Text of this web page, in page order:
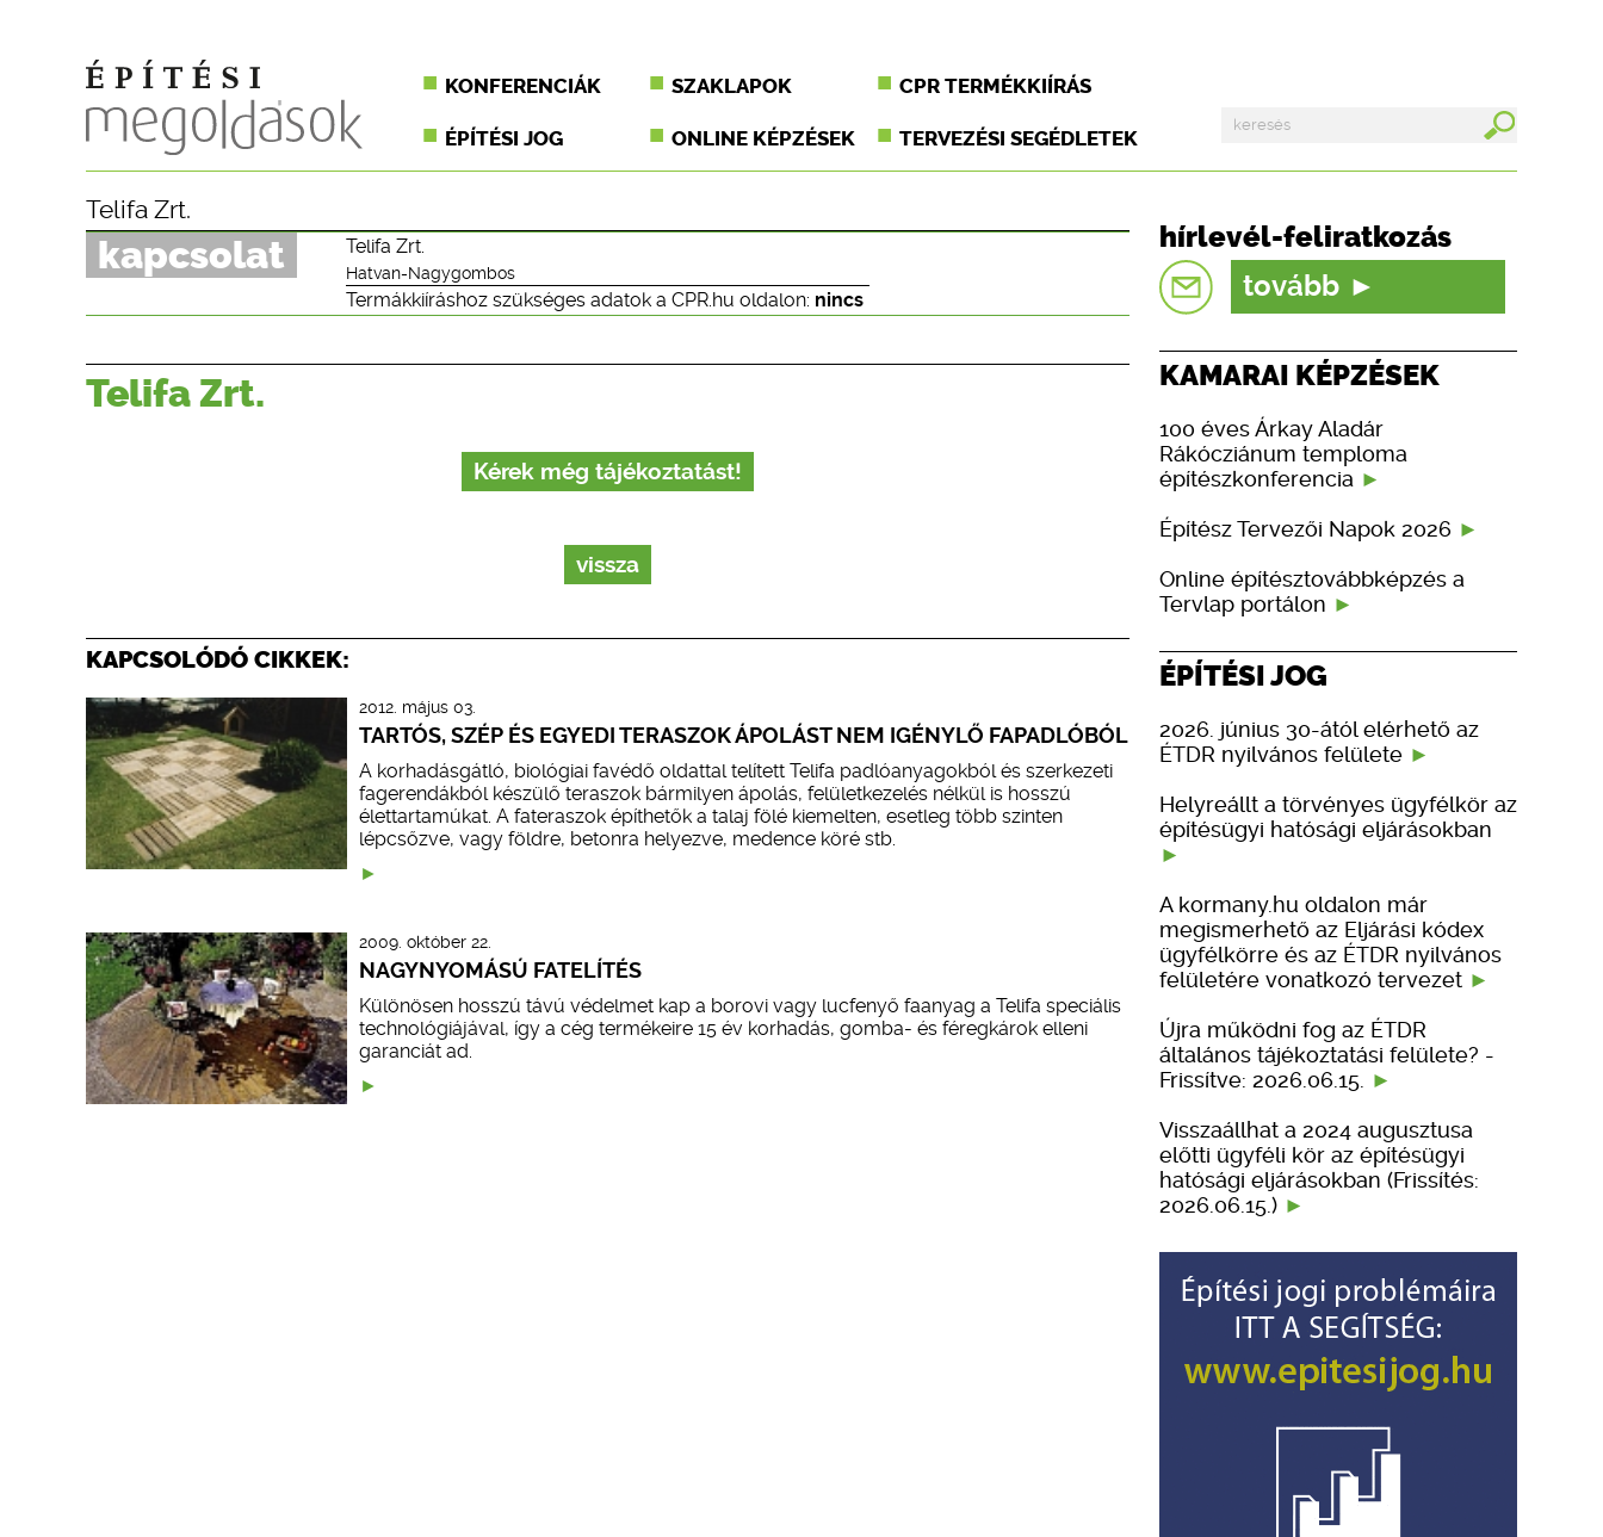
KONFERENCIÁK SZAKLAPOK CPR TERMÉKKIÍRÁS
ÉPÍTÉSI JOG ONLINE KÉPZÉSEK TERVEZÉSI SEGÉDLETEK
Telifa Zrt.
kapcsolat Telifa Zrt.
Hatvan-Nagygombos
Termákkiíráshoz szükséges adatok a CPR.hu oldalon: nincs
Telifa Zrt.
Kérek még tájékoztatást!
vissza
KAPCSOLÓDÓ CIKKEK:
2012. május 03.
TARTÓS, SZÉP ÉS EGYEDI TERASZOK ÁPOLÁST NEM IGÉNYLŐ FAPADLÓBÓL
A korhadásgátló, biológiai favédő oldattal telített Telifa padlóanyagokból és szerkezeti
fagerendákból készülő teraszok bármilyen ápolás, felületkezelés nélkül is hosszú
élettartamúkat. A fateraszok építhetők a talaj fölé kiemelten, esetleg több szinten
lépcsőzve, vagy földre, betonra helyezve, medence köré stb.
2009. október 22.
NAGYNYOMÁSÚ FATELÍTÉS
Különösen hosszú távú védelmet kap a borovi vagy lucfenyő faanyag a Telifa speciális
technológiájával, így a cég termékeire 15 év korhadás, gomba- és féregkárok elleni
garanciát ad.
hírlevél-feliratkozás
tovább
KAMARAI KÉPZÉSEK
100 éves Árkay Aladár
Rákócziánum temploma
építészkonferencia
Építész Tervezői Napok 2026
Online építésztovábbképzés a
Tervlap portálon
ÉPÍTÉSI JOG
2026. június 30-ától elérhető az
ÉTDR nyilvános felülete
Helyreállt a törvényes ügyfélkör az
építésügyi hatósági eljárásokban
A kormany.hu oldalon már
megismerhető az Eljárási kódex
ügyfélkörre és az ÉTDR nyilvános
felületére vonatkozó tervezet
Újra működni fog az ÉTDR
általános tájékoztatási felülete? -
Frissítve: 2026.06.15.
Visszaállhat a 2024 augusztusa
előtti ügyféli kör az építésügyi
hatósági eljárásokban (Frissítés:
2026.06.15.)